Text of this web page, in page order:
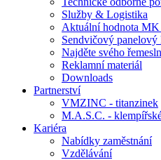
Služby & Logistika
Aktuální hodnota
Sendvičový
Najděte svého
Reklamní materiál
Downloads
Partnerství
VMZINC - titanzinek
M.A.S.C. -
Kariéra
Nabídky zaměstnání
Vzdělávání